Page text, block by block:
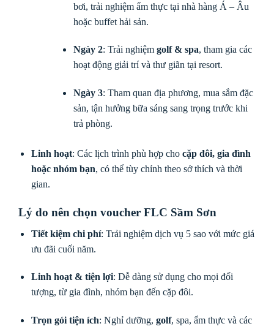
bơi, trải nghiệm ẩm thực tại nhà hàng Á – Âu
hoặc buffet hải sản.
Ngày 2: Trải nghiệm golf & spa, tham gia các
hoạt động giải trí và thư giãn tại resort.
Ngày 3: Tham quan địa phương, mua sắm đặc
sản, tận hưởng bữa sáng sang trọng trước khi
trả phòng.
Linh hoạt: Các lịch trình phù hợp cho cặp đôi, gia đình
hoặc nhóm bạn, có thể tùy chỉnh theo sở thích và thời
gian.
Lý do nên chọn voucher FLC Sầm Sơn
Tiết kiệm chi phí: Trải nghiệm dịch vụ 5 sao với mức giá
ưu đãi cuối năm.
Linh hoạt & tiện lợi: Dễ dàng sử dụng cho mọi đối
tượng, từ gia đình, nhóm bạn đến cặp đôi.
Trọn gói tiện ích: Nghỉ dưỡng, golf, spa, ẩm thực và các